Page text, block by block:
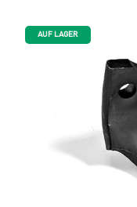
AUF LAGER